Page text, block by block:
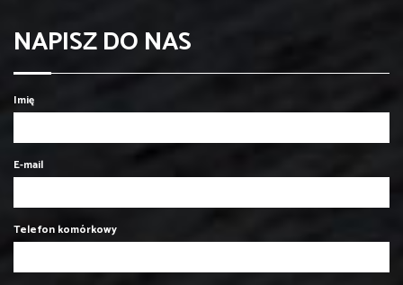
NAPISZ DO NAS
Imię
E-mail
Telefon komórkowy